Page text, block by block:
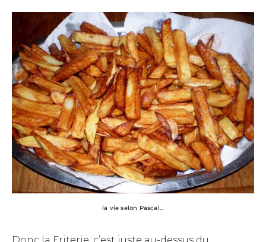
la vie selon Pascal…